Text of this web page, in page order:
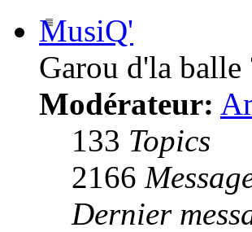
MusiQ'
Garou d'la balle
Modérateur:
133 Topics
2166
Dernier